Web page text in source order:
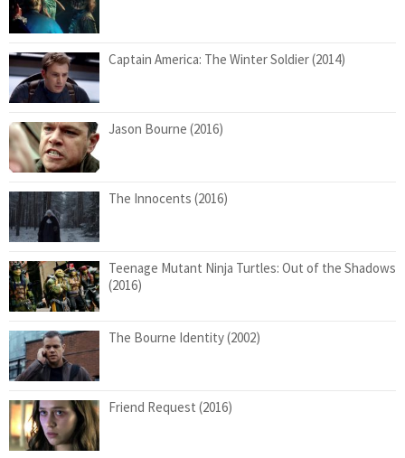
Captain America: The Winter Soldier (2014)
Jason Bourne (2016)
The Innocents (2016)
Teenage Mutant Ninja Turtles: Out of the Shadows
(2016)
The Bourne Identity (2002)
Friend Request (2016)